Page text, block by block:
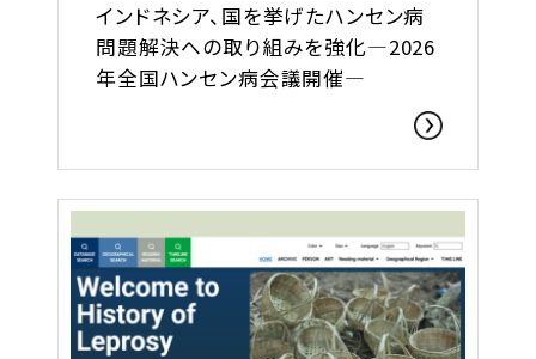
インドネシア、国を挙げたハンセン病
問題解決への取り組みを強化―2026
年全国ハンセン病会議開催―